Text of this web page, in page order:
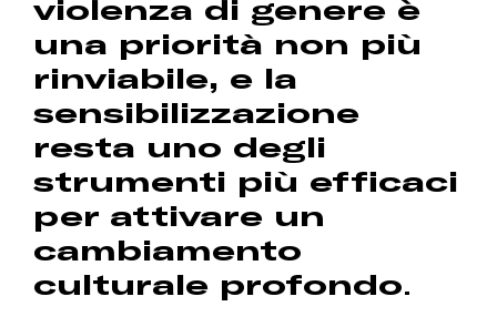
violenza di genere è
una priorità non più
rinviabile, e la
sensibilizzazione
resta uno degli
strumenti più efficaci
per attivare un
cambiamento
culturale profondo.